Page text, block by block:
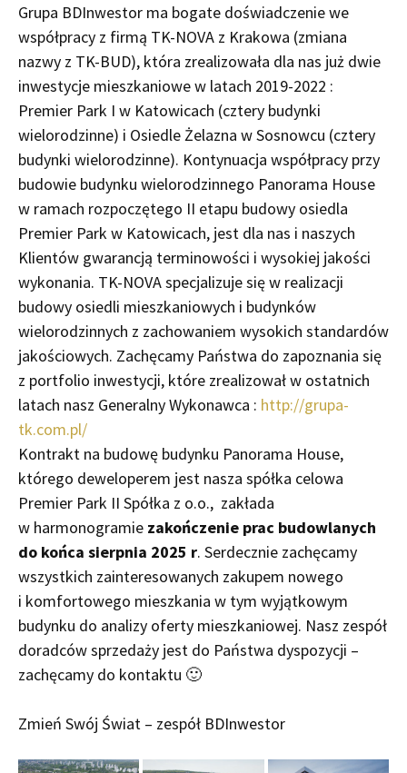
Grupa BDInwestor ma bogate doświadczenie we
współpracy z firmą TK-NOVA z Krakowa (zmiana
nazwy z TK-BUD), która zrealizowała dla nas już dwie
inwestycje mieszkaniowe w latach 2019-2022 :
Premier Park I w Katowicach (cztery budynki
wielorodzinne) i Osiedle Żelazna w Sosnowcu (cztery
budynki wielorodzinne). Kontynuacja współpracy przy
budowie budynku wielorodzinnego Panorama House
w ramach rozpoczętego II etapu budowy osiedla
Premier Park w Katowicach, jest dla nas i naszych
Klientów gwarancją terminowości i wysokiej jakości
wykonania. TK-NOVA specjalizuje się w realizacji
budowy osiedli mieszkaniowych i budynków
wielorodzinnych z zachowaniem wysokich standardów
jakościowych. Zachęcamy Państwa do zapoznania się
z portfolio inwestycji, które zrealizował w ostatnich
latach nasz Generalny Wykonawca : http://grupa-
tk.com.pl/
Kontrakt na budowę budynku Panorama House,
którego deweloperem jest nasza spółka celowa
Premier Park II Spółka z o.o., zakłada
w harmonogramie zakończenie prac budowlanych
do końca sierpnia 2025 r. Serdecznie zachęcamy
wszystkich zainteresowanych zakupem nowego
i komfortowego mieszkania w tym wyjątkowym
budynku do analizy oferty mieszkaniowej. Nasz zespół
doradców sprzedaży jest do Państwa dyspozycji –
zachęcamy do kontaktu 🙂
Zmień Swój Świat – zespół BDInwestor